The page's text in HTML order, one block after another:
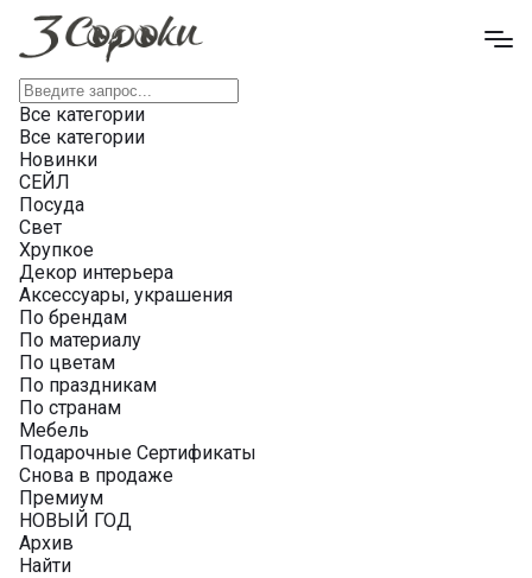
Все категории
Все категории
Новинки
СЕЙЛ
Посуда
Свет
Хрупкое
Декор интерьера
Аксессуары, украшения
По брендам
По материалу
По цветам
По праздникам
По странам
Мебель
Подарочные Сертификаты
Снова в продаже
Премиум
НОВЫЙ ГОД
Архив
Найти